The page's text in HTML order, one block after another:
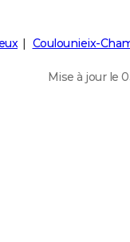
Coulounieix-
Mise à jour le